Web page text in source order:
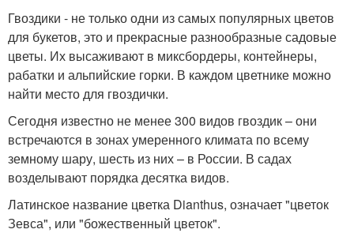
Гвоздики - не только одни из самых популярных цветов
для букетов, это и прекрасные разнообразные садовые
цветы. Их высаживают в миксбордеры, контейнеры,
рабатки и альпийские горки. В каждом цветнике можно
найти место для гвоздички.
Сегодня известно не менее 300 видов гвоздик – они
встречаются в зонах умеренного климата по всему
земному шару, шесть из них – в России. В садах
возделывают порядка десятка видов.
Латинское название цветка Dianthus, означает "цветок
Зевса", или "божественный цветок".